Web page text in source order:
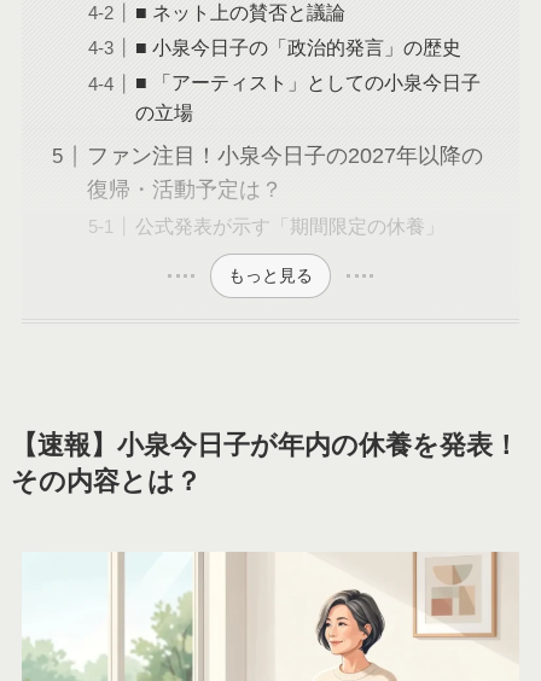
■ ネット上の賛否と議論
■ 小泉今日子の「政治的発言」の歴史
■ 「アーティスト」としての小泉今日子
の立場
ファン注目！小泉今日子の2027年以降の
復帰・活動予定は？
公式発表が示す「期間限定の休養」
もっと見る
【速報】小泉今日子が年内の休養を発表！
その内容とは？